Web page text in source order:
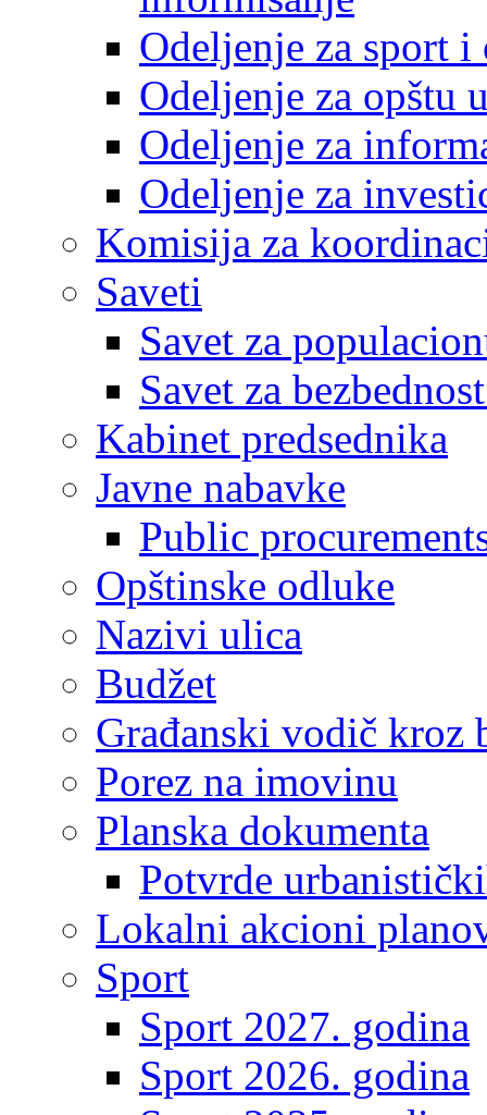
Odeljenje za sport
Odeljenje za opštu
Odeljenje za
Odeljenje za
Komisija za
Saveti
Savet za
Savet za
Kabinet predsednika
Javne nabavke
Public
Opštinske odluke
Nazivi ulica
Budžet
Građanski vodič kroz
Porez na imovinu
Planska dokumenta
Potvrde
Lokalni akcioni
Sport
Sport 2027. godina
Sport 2026. godina